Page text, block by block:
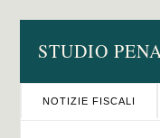
STUDIO
NOTIZIE FISCALI